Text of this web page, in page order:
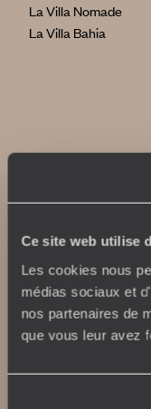
Ce site web utilise
Les cookies nous
médias sociaux et
nos partenaires de
que vous leur avez
La Villa Nomade
La Villa Bahia